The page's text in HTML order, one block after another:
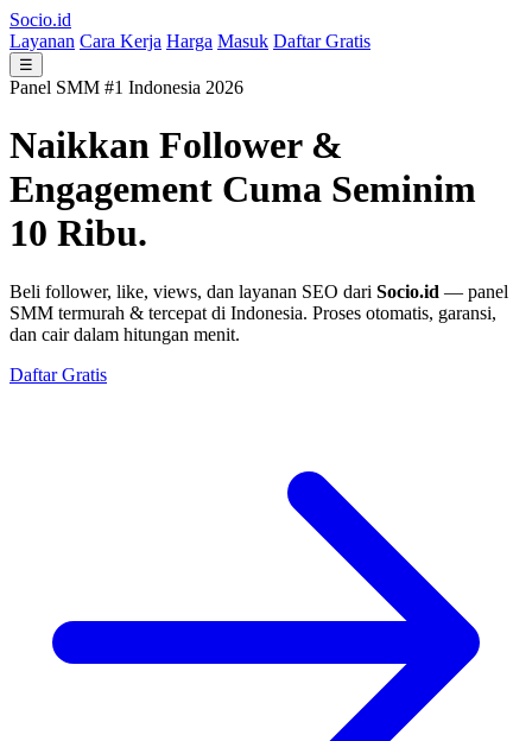
Socio.id
Layanan Cara Kerja Harga Masuk Daftar Gratis
☰
Panel SMM #1 Indonesia 2026
Naikkan Follower &
Engagement Cuma Seminim
10 Ribu.
Beli follower, like, views, dan layanan SEO dari Socio.id — panel
SMM termurah & tercepat di Indonesia. Proses otomatis, garansi,
dan cair dalam hitungan menit.
Daftar Gratis